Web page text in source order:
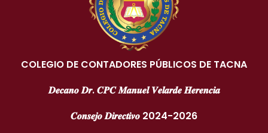
COLEGIO DE CONTADORES PÚBLICOS DE TACNA
𝑫𝒆𝒄𝒂𝒏𝒐 𝑫𝒓. 𝑪𝑷𝑪 𝑴𝒂𝒏𝒖𝒆𝒍 𝑽𝒆𝒍𝒂𝒓𝒅𝒆 𝑯𝒆𝒓𝒆𝒏𝒄𝒊𝒂
𝑪𝒐𝒏𝒔𝒆𝒋𝒐 𝑫𝒊𝒓𝒆𝒄𝒕𝒊𝒗𝒐 2024-2026